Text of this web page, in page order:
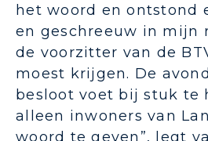
het woord en ontstond
en geschreeuw in mijn
de voorzitter van de
moest krijgen. De
besloot voet bij stuk te
alleen inwoners van
woord te geven”, legt